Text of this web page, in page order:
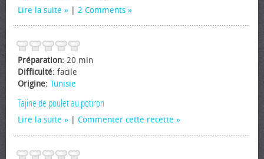
Lire la suite 2 Comments
Préparation: 20 min
Difficulté: facile
Origine: Tunisie
Tajine de poulet au potiron
Lire la suite Commenter cette recette